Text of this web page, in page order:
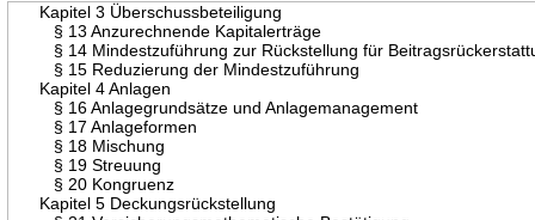
Kapitel 3 Überschussbeteiligung
§ 13 Anzurechnende Kapitalerträge
§ 14 Mindestzuführung zur Rückstellung für
§ 15 Reduzierung der Mindestzuführung
Kapitel 4 Anlagen
§ 16 Anlagegrundsätze und Anlagemanagement
§ 17 Anlageformen
§ 18 Mischung
§ 19 Streuung
§ 20 Kongruenz
Kapitel 5 Deckungsrückstellung